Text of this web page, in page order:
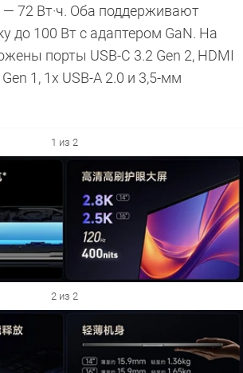
— 72 Вт·ч. Оба поддерживают
до 100 Вт с адаптером GaN. На
порты USB-C 3.2 Gen 2, HDMI
1, 1x USB-A 2.0 и 3,5-мм
1 из 2
2 из 2